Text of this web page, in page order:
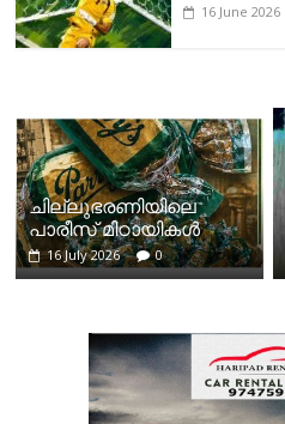
16 June 2026
ചില്ലുഭരണിയിലെ
പാരീസ് മിഠായികള്‍
16 July 2026 0